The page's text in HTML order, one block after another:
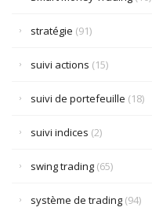
stratégie (91)
suivi actions (15)
suivi de portefeuille (18)
suivi indices (2)
swing trading (65)
système de trading (94)